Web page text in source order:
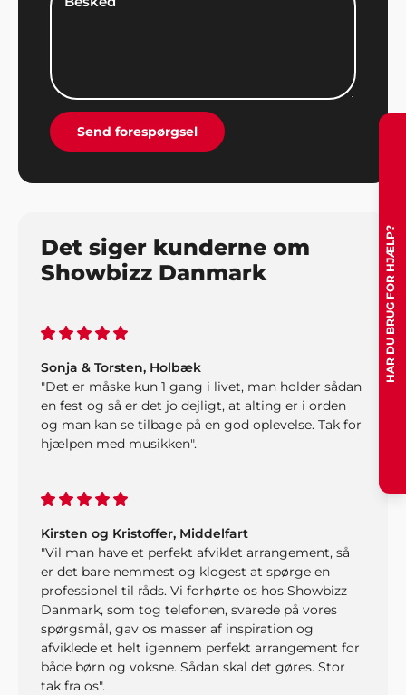
Send forespørgsel
Det siger kunderne om
Showbizz Danmark
konfirmand, forældre og familie. Vi havde valgt at
ikke bekymre os om noget som helst, bookeren
klarede det hele. Stor ros og stor tak herfra".
Sonja & Torsten, Holbæk
"Det er måske kun 1 gang i livet, man holder sådan
en fest og så er det jo dejligt, at alting er i orden
og man kan se tilbage på en god oplevelse. Tak for
hjælpen med musikken".
Kirsten og Kristoffer, Middelfart
"Vil man have et perfekt afviklet arrangement, så
er det bare nemmest og klogest at spørge en
professionel til råds. Vi forhørte os hos Showbizz
Danmark, som tog telefonen, svarede på vores
spørgsmål, gav os masser af inspiration og
afviklede et helt igennem perfekt arrangement for
både børn og voksne. Sådan skal det gøres. Stor
tak fra os".
HAR DU BRUG FOR HJÆLP?